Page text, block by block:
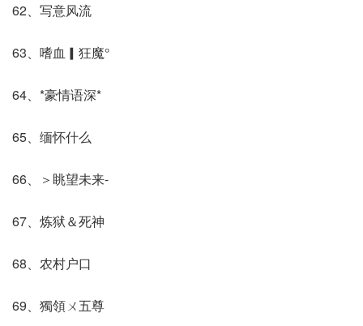
62、写意风流
63、嗜血▎狂魔°ゞ
64、*豪情语深*
65、缅怀什么
66、＞眺望未来-
67、炼狱＆死神
68、农村户口
69、獨領ㄨ五尊